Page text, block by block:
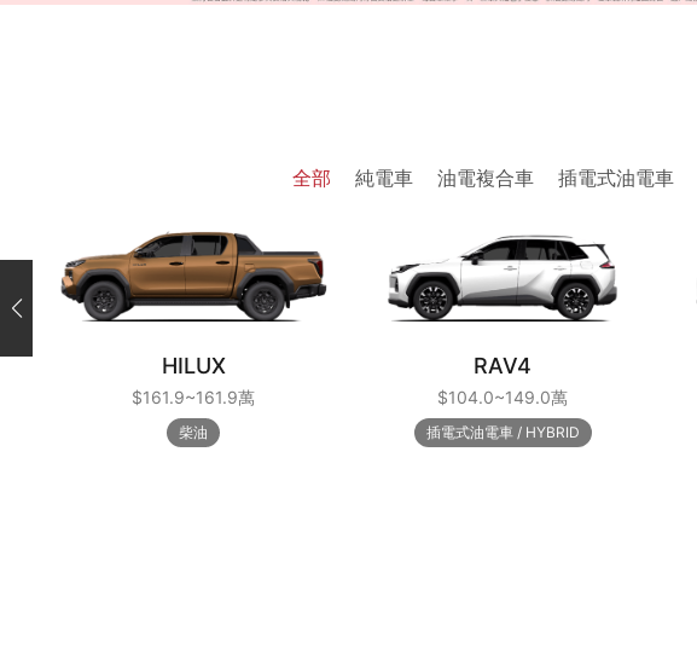
全部 純電車 油電複合車 插電式油電車
HILUX
$161.9~161.9萬
柴油
RAV4
$104.0~149.0萬
插電式油電車 HYBRID